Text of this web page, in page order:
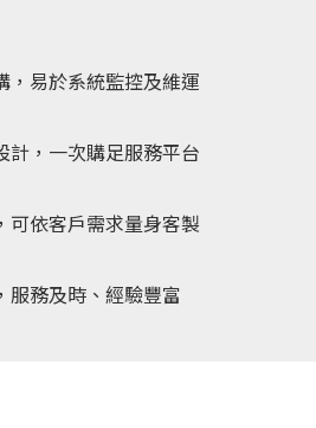
，易於系統監控及維運
計，一次購足服務平台
可依客戶需求量身客製
服務及時、經驗豐富